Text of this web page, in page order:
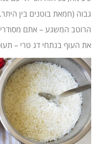
גבוה (חמאת בוטנים בין
הרוטב המשגע – אתם
את העוף בנתחי דג טרי –